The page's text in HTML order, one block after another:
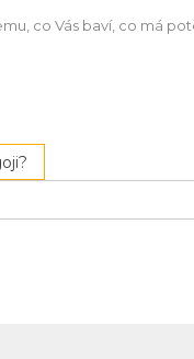
co Vás baví, co má